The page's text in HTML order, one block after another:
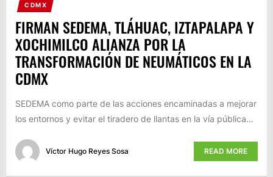
CDMX
FIRMAN SEDEMA, TLÁHUAC, IZTAPALAPA Y
XOCHIMILCO ALIANZA POR LA
TRANSFORMACIÓN DE NEUMÁTICOS EN LA
CDMX
SEDEMA como parte de las acciones encaminadas a mejorar
los entornos y evitar el tiradero de llantas en la vía pública…
Víctor Hugo Reyes Sosa READ MORE